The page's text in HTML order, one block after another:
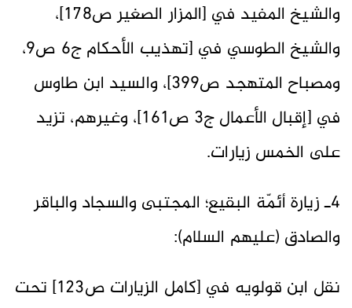
والشيخ المفيد في [المزار الصغير ص178]،
والشيخ الطوسي في [تهذيب الأحكام ج6 ص9،
ومصباح المتهجد ص399]، والسيد ابن طاوس
في [إقبال الأعمال ج3 ص161]، وغيرهم، تزيد
على الخمس زيارات.
4ـ زيارة أئمّة البقيع؛ المجتبى والسجاد والباقر
والصادق (عليهم السلام):
نقل ابن قولويه في [كامل الزيارات ص123] تحت